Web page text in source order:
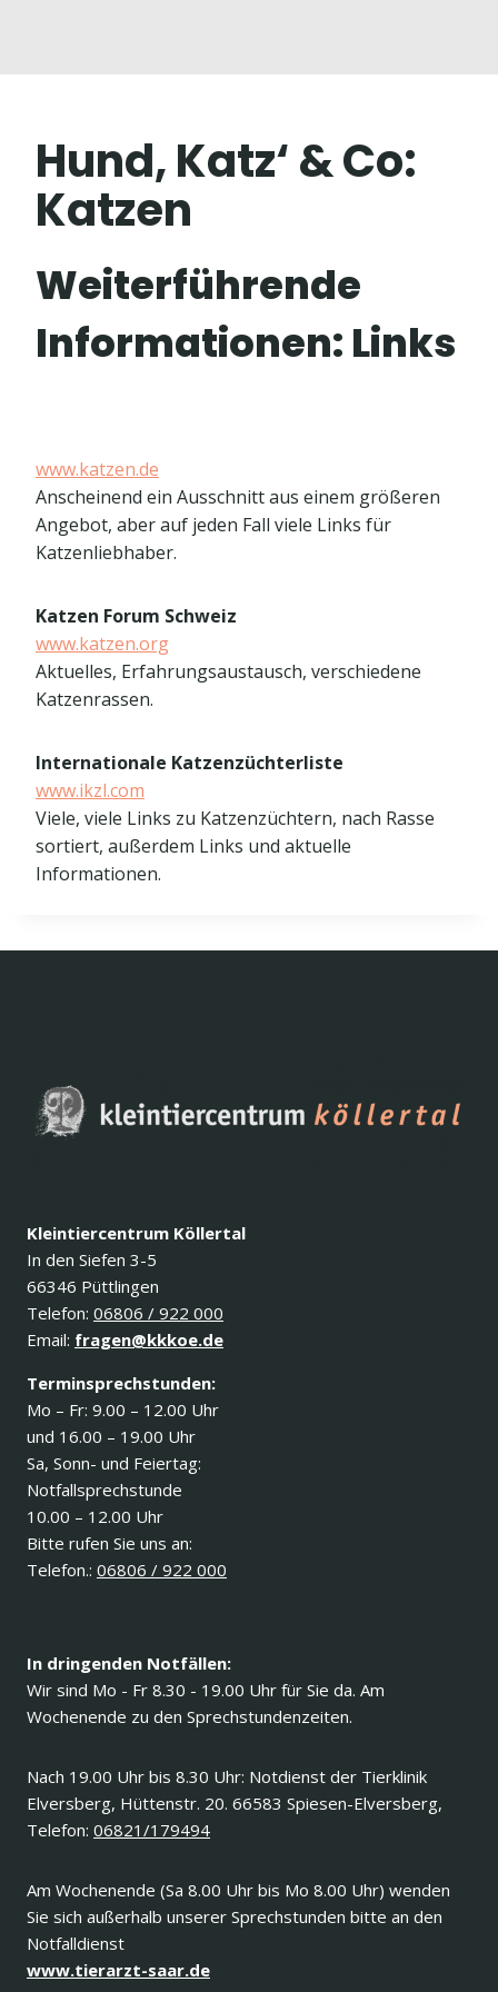
Hund, Katz‘ & Co:
Katzen
Weiterführende
Informationen: Links
www.katzen.de
Anscheinend ein Ausschnitt aus einem größeren
Angebot, aber auf jeden Fall viele Links für
Katzenliebhaber.
Katzen Forum Schweiz
www.katzen.org
Aktuelles, Erfahrungsaustausch, verschiedene
Katzenrassen.
Internationale Katzenzüchterliste
www.ikzl.com
Viele, viele Links zu Katzenzüchtern, nach Rasse
sortiert, außerdem Links und aktuelle
Informationen.
Kleintiercentrum Köllertal
In den Siefen 3-5
66346 Püttlingen
Telefon: 06806 / 922 000
Email: fragen@kkkoe.de
Terminsprechstunden:
Mo – Fr: 9.00 – 12.00 Uhr
und 16.00 – 19.00 Uhr
Sa, Sonn- und Feiertag:
Notfallsprechstunde
10.00 – 12.00 Uhr
Bitte rufen Sie uns an:
Telefon.: 06806 / 922 000
In dringenden Notfällen:
Wir sind Mo - Fr 8.30 - 19.00 Uhr für Sie da. Am
Wochenende zu den Sprechstundenzeiten.
Nach 19.00 Uhr bis 8.30 Uhr: Notdienst der Tierklinik
Elversberg, Hüttenstr. 20. 66583 Spiesen-Elversberg,
Telefon: 06821/179494
Am Wochenende (Sa 8.00 Uhr bis Mo 8.00 Uhr) wenden
Sie sich außerhalb unserer Sprechstunden bitte an den
Notfalldienst
www.tierarzt-saar.de